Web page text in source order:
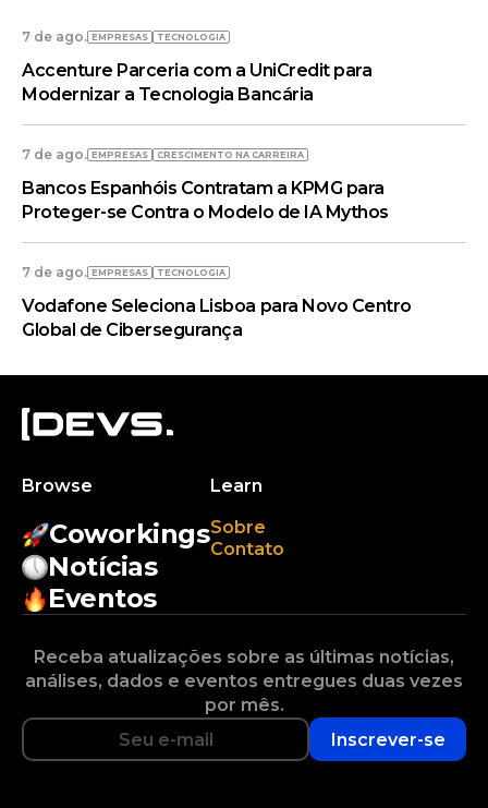
7 de ago. EMPRESAS TECNOLOGIA
Accenture Parceria com a UniCredit para
Modernizar a Tecnologia Bancária
7 de ago. EMPRESAS CRESCIMENTO NA CARREIRA
Bancos Espanhóis Contratam a KPMG para
Proteger-se Contra o Modelo de IA Mythos
7 de ago. EMPRESAS TECNOLOGIA
Vodafone Seleciona Lisboa para Novo Centro
Global de Cibersegurança
Browse
Coworkings
Notícias
Eventos
Learn
Sobre
Contato
Receba atualizações sobre as últimas notícias,
análises, dados e eventos entregues duas vezes
por mês.
Inscrever-se